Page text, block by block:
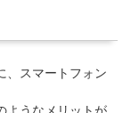
、スマートフォン